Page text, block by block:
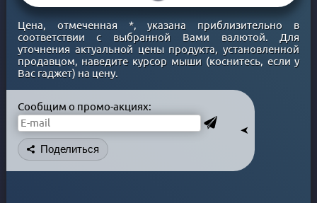
МАРОККО
МЕКСИКА
МОЛДОВА
МОНАКО
МОНГОЛИЯ
НИГЕРИЯ
НОВАЯ ЗЕЛАНДИЯ
НОРВЕГИЯ
➤
Сообщим о промо-акциях:
Поделиться
Цена, отмеченная *, указана приблизительно в
соответствии с выбранной Вами валютой. Для
уточнения актуальной цены продукта, установленной
продавцом, наведите курсор мыши (коснитесь, если у
Вас гаджет) на цену.